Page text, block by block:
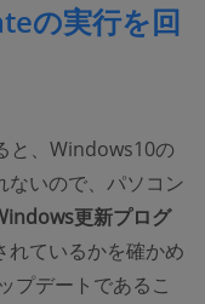
の実行を回
と、Windows10の
ないので、パソコン
更新プログ
れているかを確かめ
プデートであるこ